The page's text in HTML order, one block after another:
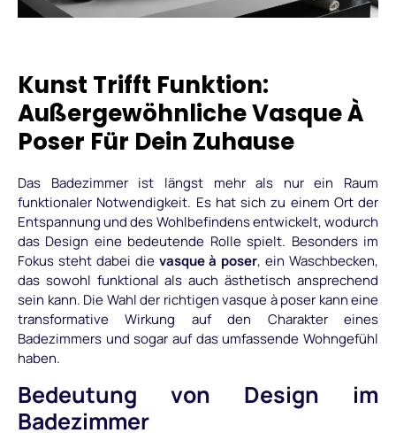
Kunst Trifft Funktion:
Außergewöhnliche Vasque À
Poser Für Dein Zuhause
Das Badezimmer ist längst mehr als nur ein Raum
funktionaler Notwendigkeit. Es hat sich zu einem Ort der
Entspannung und des Wohlbefindens entwickelt, wodurch
das Design eine bedeutende Rolle spielt. Besonders im
Fokus steht dabei die vasque à poser, ein Waschbecken,
das sowohl funktional als auch ästhetisch ansprechend
sein kann. Die Wahl der richtigen vasque à poser kann eine
transformative Wirkung auf den Charakter eines
Badezimmers und sogar auf das umfassende Wohngefühl
haben.
Bedeutung von Design im
Badezimmer